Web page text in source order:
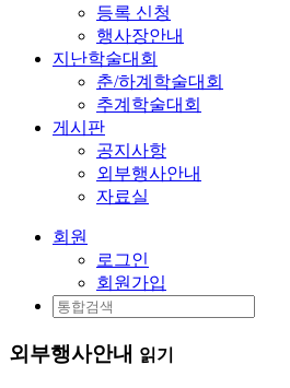
등록 신청
행사장안내
지난학술대회
춘/하계학술대회
추계학술대회
게시판
공지사항
외부행사안내
자료실
회원
로그인
회원가입
외부행사안내 읽기